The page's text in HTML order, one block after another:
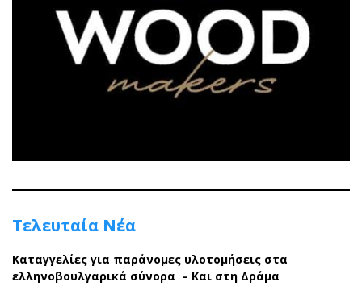
Τελευταία Νέα
Καταγγελίες για παράνομες υλοτομήσεις στα
ελληνοβουλγαρικά σύνορα – Και στη Δράμα